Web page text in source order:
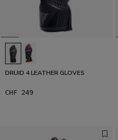
Conçu pour les plus rapides
LISER L’INTERVIEW
DRUID 4 LEATHER GLOVES
CHF 249